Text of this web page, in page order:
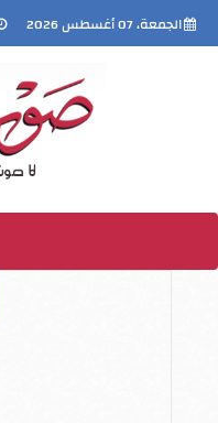
الجمعة، 07 أغسطس 2026